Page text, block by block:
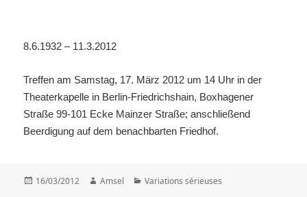
8.6.1932 – 11.3.2012
Treffen am Samstag, 17. März 2012 um 14 Uhr in der
Theaterkapelle in Berlin-Friedrichshain, Boxhagener
Straße 99-101 Ecke Mainzer Straße; anschließend
Beerdigung auf dem benachbarten Friedhof.
Posted
16/03/2012 Author
Amsel Categories
Variations sérieuses